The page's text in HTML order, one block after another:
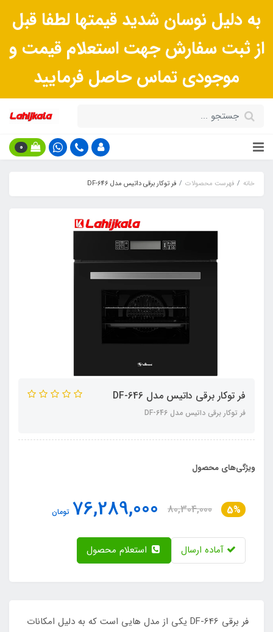
به دلیل نوسان شدید قیمتها لطفا قبل
از ثبت سفارش جهت استعلام قیمت و
موجودی تماس حاصل فرمایید
0
خانه فهرست محصولات فر توکار برقی داتیس مدل DF-646
فر توکار برقی داتیس مدل DF-646
فر توکار برقی داتیس مدل DF-646
ویژگی‌های محصول
5%
80,304,000
76,289,000 تومان
آماده ارسال
فر برقی DF-646 یکی از مدل هایی است که به دلیل امکانات